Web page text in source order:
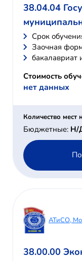
38.04.04
Cрок
Заочная
бакалавриат
Стоимость
нет данных
Количество мест
Бюджетные: Н/
АТиСО,
38.00.00